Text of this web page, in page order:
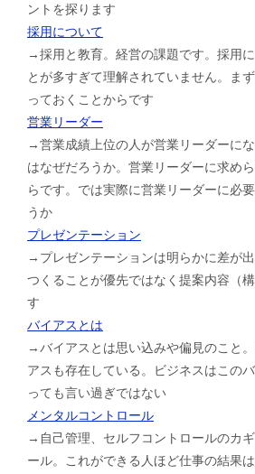
ントを探ります
採用について
→採用と教育。経営の課題です。採用
とが多すぎて理解されていません。ま
っておくことからです
営業リーダー
→営業成績上位の人が営業リーダーに
はなぜだろうか。営業リーダーに求め
らです。では実際に営業リーダーに必
うか
プレゼンテーション
→プレゼンテーションは明らかに差が
つくることが優先ではなく提案内容（
す
バイアスとは
→バイアスとは思い込みや偏見のこと
アスも存在している。ビジネスはこの
っても言い過ぎではない
メンタルコントロール
→自己管理、セルフコントロールのカ
ール。これができる人ほど仕事の結果